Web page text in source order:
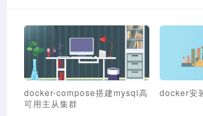
Centos7环境下MYSQL数据库
忘记ROOT密码处理办法
Zabbix企